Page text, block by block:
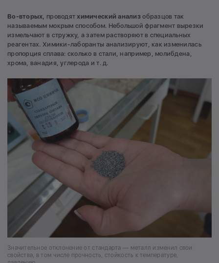
Во-вторых, проводятхимический анализ образцов так
называемым мокрым способом. Небольшой фрагмент вырезки
измельчают в стружку, а затем растворяют в специальных
реагентах. Химики-лаборанты анализируют, как изменилась
пропорция сплава: сколько в стали, например, молибдена,
хрома, ванадия, углерода и т. д.
Значительное отклонение от стандарта — металл изменил свои
свойства, в том числе прочность, стойкость к температуре,